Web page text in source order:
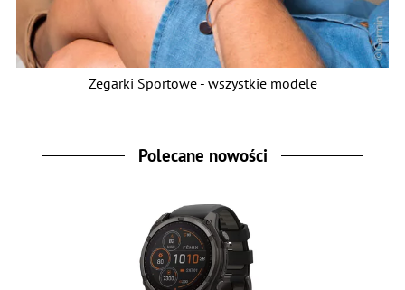
Zegarki Sportowe - wszystkie modele
Polecane nowości